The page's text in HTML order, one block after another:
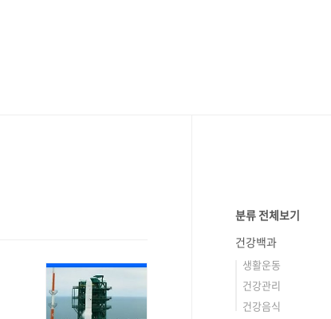
분류 전체보기
건강백과
생활운동
건강관리
건강음식